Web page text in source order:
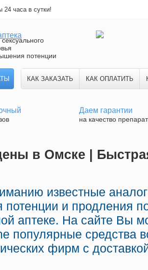
24 часа в сутки!
потенции
КАК ЗАКАЗАТЬ КАК ОПЛАТИТЬ
Даем гарантии
на качество
в Омске |
известные
потенции и продления
аптеке. На сайте Вы
популярные средства
фирм с